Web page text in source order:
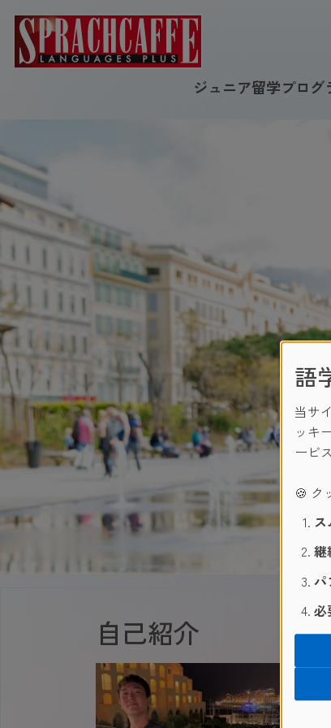
ジュニア留学プログ
自己紹介
語
当サ
ッキ
ービ
🍪 ク
ス
継
パ
必